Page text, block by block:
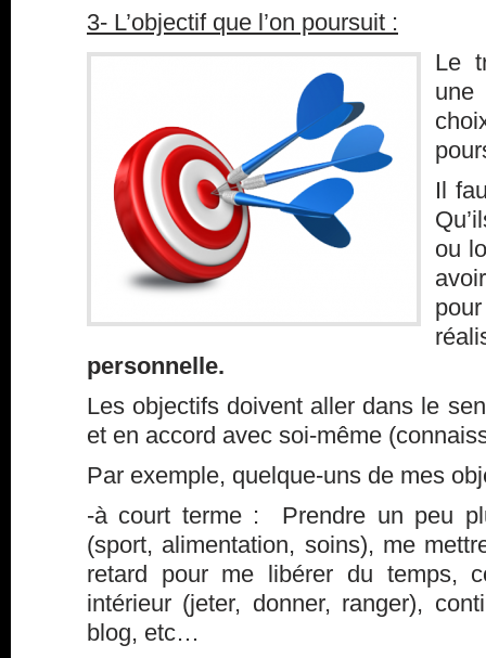
3- L’objectif que l’on poursuit :
Le
Il
ou
personnelle.
Les objectifs doivent aller dans le
et en accord avec soi-même
Par exemple, quelque-uns de mes
-à court terme : Prendre un peu
(sport, alimentation, soins), me
retard pour me libérer du temps,
intérieur (jeter, donner, ranger),
blog, etc…